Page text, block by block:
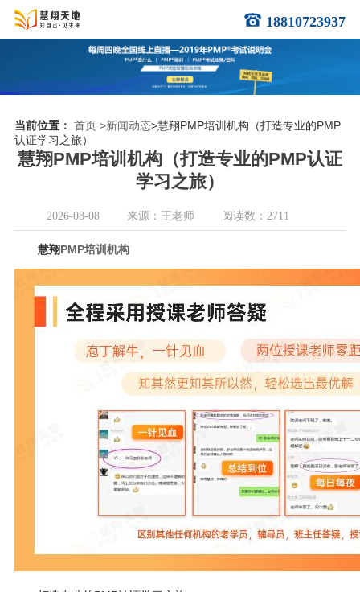
18810723937
当前位置： 首页 >新闻动态>慧翔PMP培训机构（打造专业的PMP
认证学习之旅）
慧翔PMP培训机构（打造专业的PMP认证
学习之旅）
2026-08-08 来源：王老师 阅读数：2711
慧翔PMP培训机构